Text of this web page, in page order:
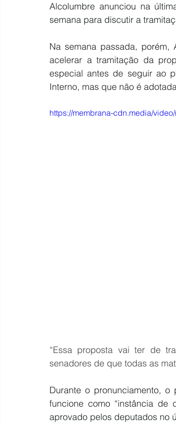
Alcolumbre anunciou na
semana para discutir a
Na semana passada, porém,
acelerar a tramitação da
especial antes de seguir ao
Interno, mas que não é
https://membrana-cdn.media/
“Essa proposta vai ter de
senadores de que todas as
Durante o pronunciamento,
funcione como “instância
aprovado pelos deputados no